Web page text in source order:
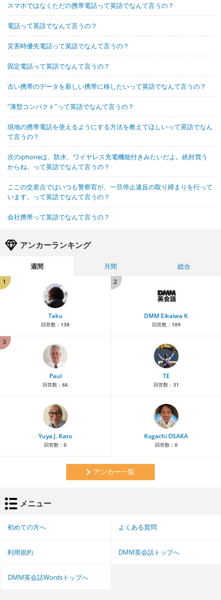
スマホではなくただの携帯電話って英語でなんて言うの？
電話って英語でなんて言うの？
災害時優先電話って英語でなんて言うの？
固定電話って英語でなんて言うの？
古い携帯のデータを新しい携帯に移したいって英語でなんて言うの？
"薄型コンパクト"って英語でなんて言うの？
現地の携帯電話を使えるようにする方法を教えてほしいって英語でなん
て言うの？
次のiphoneは、防水、ワイヤレス充電機能付きみたいだよ。絶対買う
からね。って英語でなんて言うの？
ここの交差点ではいつも警察官が、一旦停止違反の取り締まりを行って
います。って英語でなんて言うの？
会社携帯って英語でなんて言うの？
アンカーランキング
週間 月間
総合
1
Taku
回答数： 138
2
DMM Eikaiwa K
回答数： 109
3
Paul
回答数： 66
TE
回答数： 31
Yuya J. Kato
回答数： 0
Kogachi OSAKA
回答数： 0
アンカー一覧
メニュー
初めての方へ よくある質問
利用規約 DMM英会話トップへ
DMM英会話Wordsトップへ